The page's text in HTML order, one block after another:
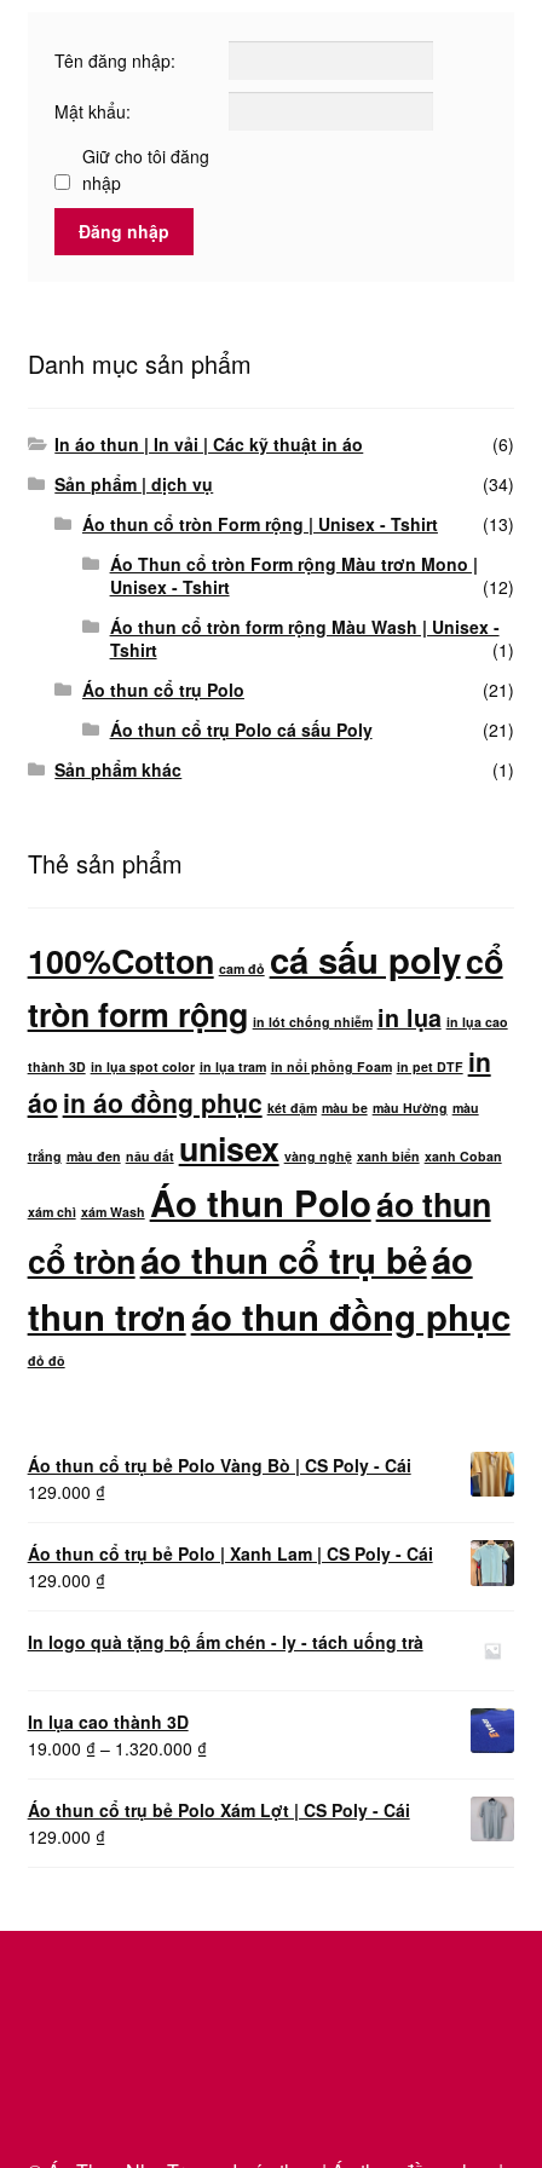
Các
Tên đăng nhập:
Mật khẩu:
Giữ cho tôi đăng
nhập
Đăng nhập
Danh mục sản phẩm
In áo thun | In vải | Các kỹ thuật in áo
(6)
Sản phẩm | dịch vụ
(34)
Áo thun cổ tròn Form rộng | Unisex - Tshirt
(13)
Áo Thun cổ tròn Form rộng Màu trơn Mono |
Unisex - Tshirt
(12)
Áo thun cổ tròn form rộng Màu Wash | Unisex -
Tshirt
(1)
Áo thun cổ trụ Polo
(21)
Áo thun cổ trụ Polo cá sấu Poly
(21)
Sản phẩm khác
(1)
Thẻ sản phẩm
100%Cotton cam đỏ cá sấu polycổ
tròn form rộng in lót chống nhiễm in lụa in lụa cao
thành 3D in lụa spot color in lụa tram in nổi phồng Foam in pet DTF in
áo in áo đồng phục két đậm màu be màu Hường màu
trắng màu đen nâu đất unisex vàng nghệ xanh biển xanh Coban
xám chì xám Wash Áo thun Poloáo thun
cổ trònáo thun cổ trụ bẻáo
thun trơnáo thun đồng phục
đỏ đô
Áo thun cổ trụ bẻ Polo Vàng Bò | CS Poly - Cái
129.000 ₫
Áo thun cổ trụ bẻ Polo | Xanh Lam | CS Poly - Cái
129.000 ₫
In logo quà tặng bộ ấm chén - ly - tách uống trà
In lụa cao thành 3D
19.000 ₫ – 1.320.000 ₫Khoảng
từ
19.000 ₫
Áo thun cổ trụ bẻ Polo Xám Lợt | CS Poly - Cái
129.000 ₫